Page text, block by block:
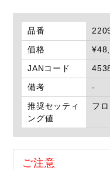
品番
価格
JANコード
備考
-
推奨セッティ
ング値
フ
ご注意